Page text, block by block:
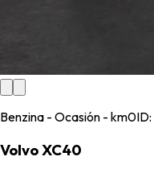
Benzina - Ocasión - km0ID:
Volvo XC40